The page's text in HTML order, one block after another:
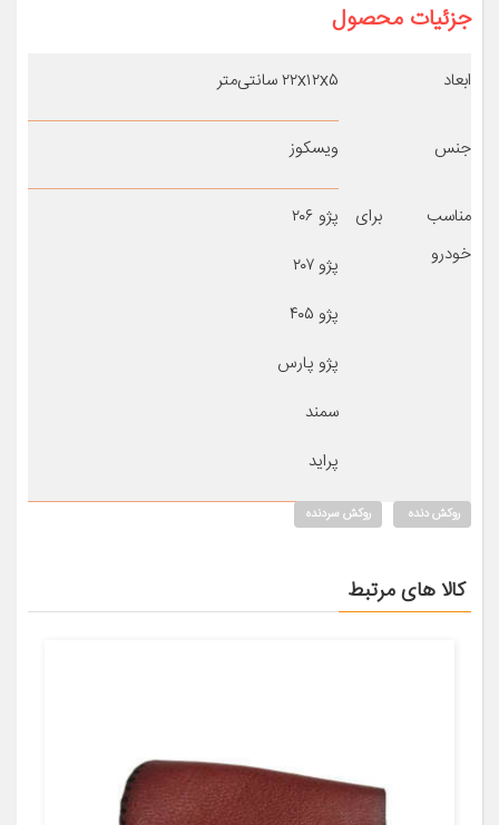
جزئیات محصول
ابعاد ۲۲x۱۲x۵ سانتی‌متر
جنس ویسکوز
مناسب برای
خودرو
پژو ۲۰۶
پژو ۲۰۷
پژو ۴۰۵
پژو پارس
سمند
پراید
روکش دنده روکش سردنده
کالا های مرتبط